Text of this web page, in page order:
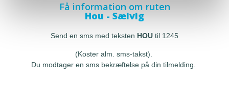
Få information om ruten
Hou - Sælvig
Send en sms med teksten HOU til 1245
(Koster alm. sms-takst).
Du modtager en sms bekræftelse på din tilmelding.